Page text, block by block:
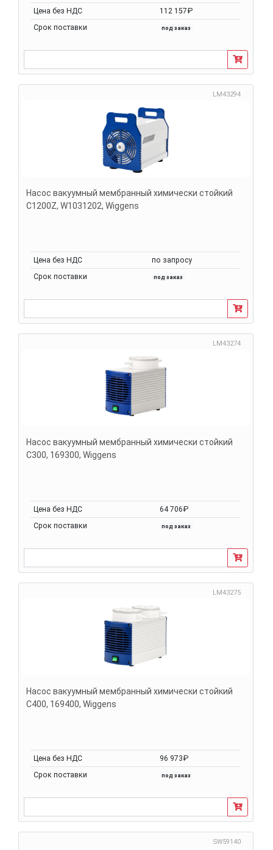
Цена без НДС
112 157₽
Срок поставки
под заказ
LM43294
Насос вакуумный мембранный химически стойкий
С1200Z, W1031202, Wiggens
Цена без НДС
по запросу
Срок поставки
под заказ
LM43274
Насос вакуумный мембранный химически стойкий
С300, 169300, Wiggens
Цена без НДС
64 706₽
Срок поставки
под заказ
LM43275
Насос вакуумный мембранный химически стойкий
С400, 169400, Wiggens
Цена без НДС
96 973₽
Срок поставки
под заказ
SW59140